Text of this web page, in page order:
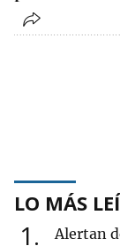
LO MÁS
1
Alertan